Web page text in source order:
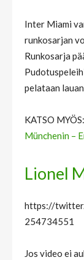
Inter Miami
runkosarjan
Runkosarja
pelataan
KATSO MYÖS:
Münchenin –
Lionel
https://
254734551
Jos video ei